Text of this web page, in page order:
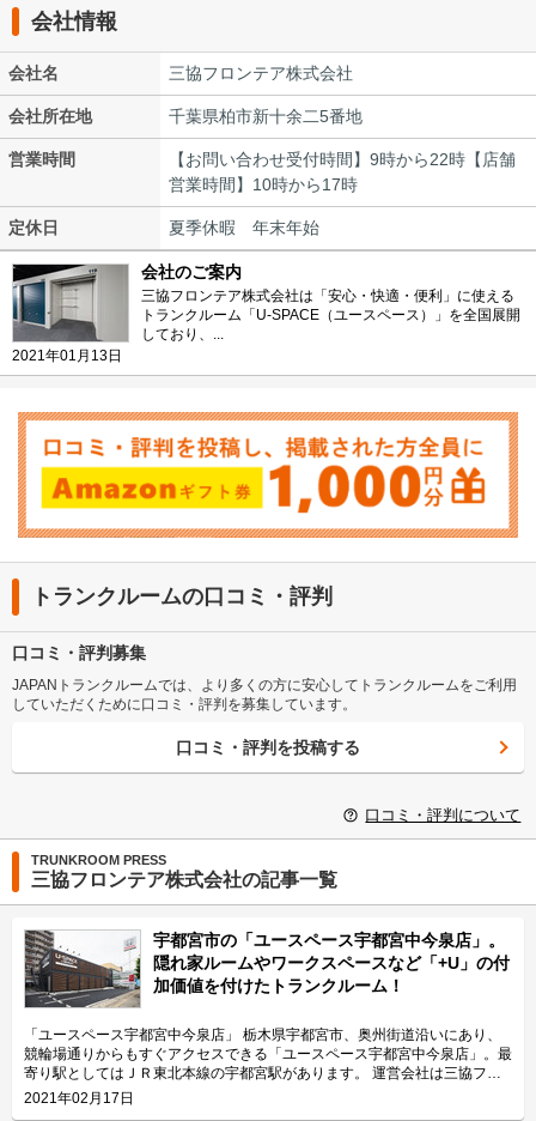
会社情報
会社名 三協フロンテア株式会社
会社所在地 千葉県柏市新十余二5番地
営業時間
【お問い合わせ受付時間】9時から22時【店舗
営業時間】10時から17時
定休日 夏季休暇 年末年始
2021年01月13日
会社のご案内
三協フロンテア株式会社は「安心・快適・便利」に使える
トランクルーム「U-SPACE（ユースペース）」を全国展開
しており、...
トランクルームの口コミ・評判
口コミ・評判募集
JAPANトランクルームでは、より多くの方に安心してトランクルームをご利用
していただくために口コミ・評判を募集しています。
口コミ・評判を投稿する
口コミ・評判について
TRUNKROOM PRESS
三協フロンテア株式会社の記事一覧
宇都宮市の「ユースペース宇都宮中今泉店」。
隠れ家ルームやワークスペースなど「+U」の付
加価値を付けたトランクルーム！
「ユースペース宇都宮中今泉店」 栃木県宇都宮市、奥州街道沿いにあり、
競輪場通りからもすぐアクセスできる「ユースペース宇都宮中今泉店」。最
寄り駅としてはＪＲ東北本線の宇都宮駅があります。 運営会社は三協フロ
ンテア株式会社。トランクルームだけでなく、テレワーク、会議、商談など
に利用できるレンタルスペースも展開しているブランド「U-SPACE（ユー
2021年02月17日